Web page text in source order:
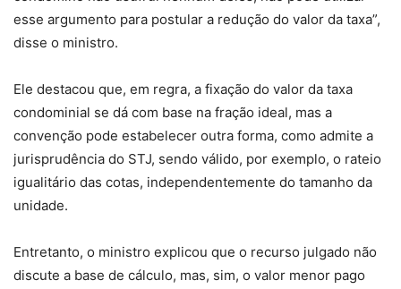
esse argumento para postular a redução do valor da taxa”,
disse o ministro.
Ele destacou que, em regra, a fixação do valor da taxa
condominial se dá com base na fração ideal, mas a
convenção pode estabelecer outra forma, como admite a
jurisprudência do STJ, sendo válido, por exemplo, o rateio
igualitário das cotas, independentemente do tamanho da
unidade.
Entretanto, o ministro explicou que o recurso julgado não
discute a base de cálculo, mas, sim, o valor menor pago